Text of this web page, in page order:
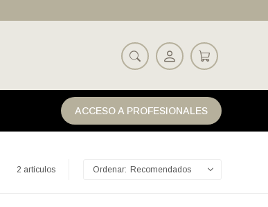
ACCESO A PROFESIONALES
2 artículos Recomendados